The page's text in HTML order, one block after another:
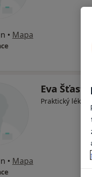
• Mapa
Eva
Praktický lékař,
• Mapa